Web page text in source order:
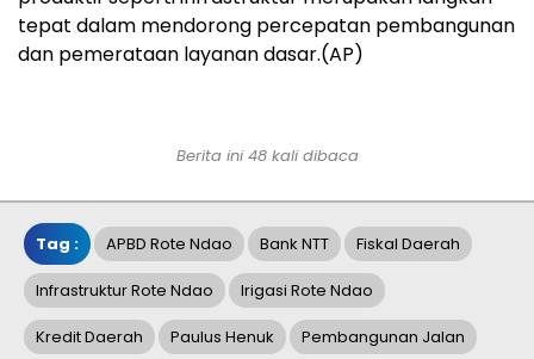
tepat dalam mendorong percepatan pembangunan
dan pemerataan layanan dasar.(AP)
Berita ini 48 kali dibaca
Tag : APBD Rote Ndao Bank NTT Fiskal Daerah
Infrastruktur Rote Ndao Irigasi Rote Ndao
Kredit Daerah Paulus Henuk Pembangunan Jalan